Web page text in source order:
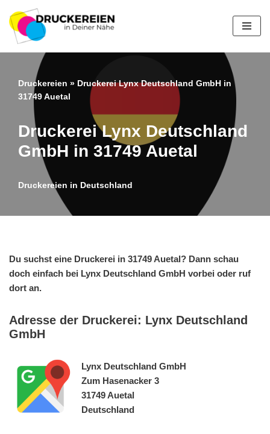
Zum
Inhalt
springen
Druckereien » Druckerei Lynx Deutschland GmbH in
31749 Auetal
Druckerei Lynx Deutschland
GmbH in 31749 Auetal
Druckereien in Deutschland
Du suchst eine Druckerei in 31749 Auetal? Dann schau
doch einfach bei Lynx Deutschland GmbH vorbei oder ruf
dort an.
Adresse der Druckerei: Lynx Deutschland
GmbH
Lynx Deutschland GmbH
Zum Hasenacker 3
31749 Auetal
Deutschland